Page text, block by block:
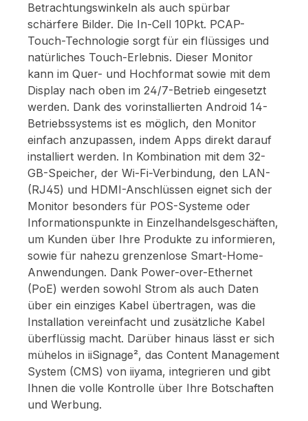
Betrachtungswinkeln als auch spürbar
schärfere Bilder. Die In-Cell 10Pkt. PCAP-
Touch-Technologie sorgt für ein flüssiges und
natürliches Touch-Erlebnis. Dieser Monitor
kann im Quer- und Hochformat sowie mit dem
Display nach oben im 24/7-Betrieb eingesetzt
werden. Dank des vorinstallierten Android 14-
Betriebssystems ist es möglich, den Monitor
einfach anzupassen, indem Apps direkt darauf
installiert werden. In Kombination mit dem 32-
GB-Speicher, der Wi-Fi-Verbindung, den LAN-
(RJ45) und HDMI-Anschlüssen eignet sich der
Monitor besonders für POS-Systeme oder
Informationspunkte in Einzelhandelsgeschäften,
um Kunden über Ihre Produkte zu informieren,
sowie für nahezu grenzenlose Smart-Home-
Anwendungen. Dank Power-over-Ethernet
(PoE) werden sowohl Strom als auch Daten
über ein einziges Kabel übertragen, was die
Installation vereinfacht und zusätzliche Kabel
überflüssig macht. Darüber hinaus lässt er sich
mühelos in iiSignage², das Content Management
System (CMS) von iiyama, integrieren und gibt
Ihnen die volle Kontrolle über Ihre Botschaften
und Werbung.